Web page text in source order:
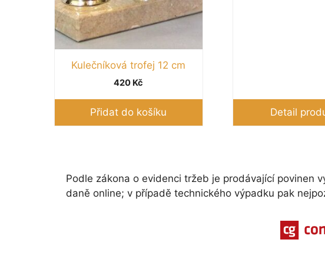
Kulečníková trofej 12 cm
420 Kč
Přidat do košíku Detail
Podle zákona o evidenci tržeb je prodávající povinen
daně online; v případě technického výpadku pak